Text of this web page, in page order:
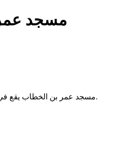
مسجد
مسجد عمر بن الخطاب يقع في بلدية قرومة بالجزائر. يُقام فيه الصلوات الخمس والجمعة، ويخدم سكان المنطقة.